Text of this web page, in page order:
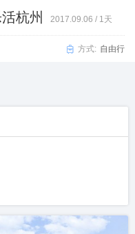
杭州 2017.09.06 / 1天
方式: 自由行